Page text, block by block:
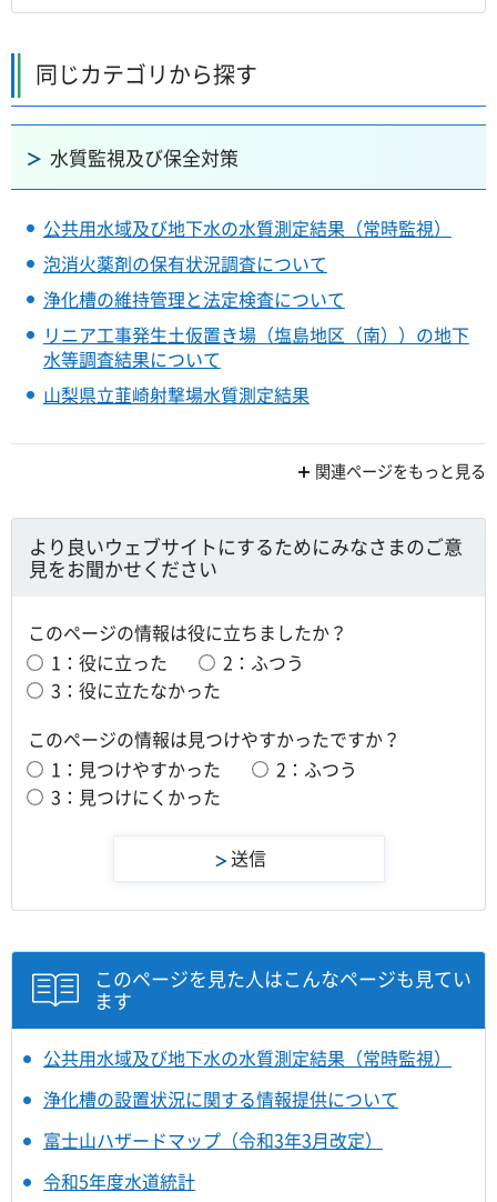
同じカテゴリから探す
水質監視及び保全対策
公共用水域及び地下水の水質測定結果（常時監視）
泡消火薬剤の保有状況調査について
浄化槽の維持管理と法定検査について
リニア工事発生土仮置き場（塩島地区（南））の地下
水等調査結果について
山梨県立韮崎射撃場水質測定結果
関連ページをもっと見る
より良いウェブサイトにするためにみなさまのご意
見をお聞かせください
このページの情報は役に立ちましたか？
1：役に立った
2：ふつう
3：役に立たなかった
このページの情報は見つけやすかったですか？
1：見つけやすかった
2：ふつう
3：見つけにくかった
このページを見た人はこんなページも見てい
ます
公共用水域及び地下水の水質測定結果（常時監視）
浄化槽の設置状況に関する情報提供について
富士山ハザードマップ（令和3年3月改定）
令和5年度水道統計